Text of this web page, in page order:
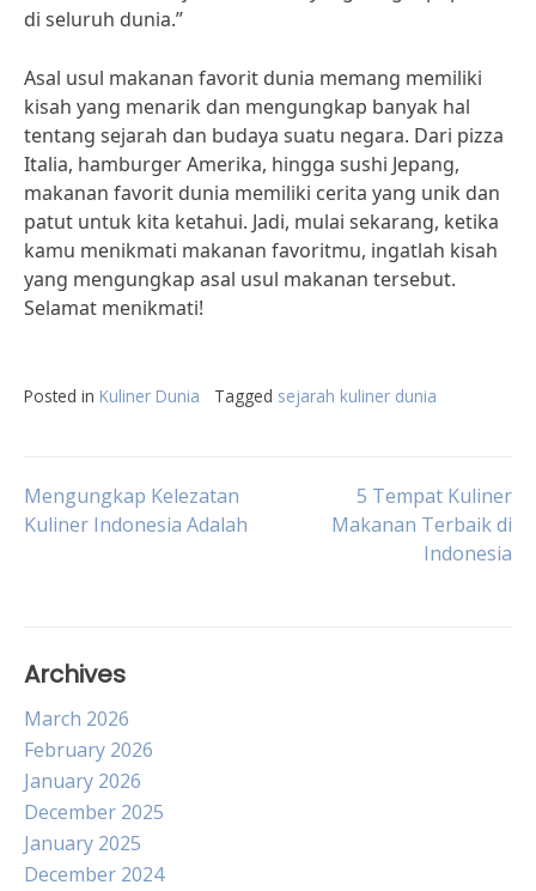
di seluruh dunia.”
Asal usul makanan favorit dunia memang memiliki
kisah yang menarik dan mengungkap banyak hal
tentang sejarah dan budaya suatu negara. Dari pizza
Italia, hamburger Amerika, hingga sushi Jepang,
makanan favorit dunia memiliki cerita yang unik dan
patut untuk kita ketahui. Jadi, mulai sekarang, ketika
kamu menikmati makanan favoritmu, ingatlah kisah
yang mengungkap asal usul makanan tersebut.
Selamat menikmati!
Posted in Kuliner Dunia Tagged sejarah kuliner dunia
Post
Mengungkap Kelezatan
Kuliner Indonesia Adalah
5 Tempat Kuliner
Makanan Terbaik di
Indonesia
Archives
March 2026
February 2026
January 2026
December 2025
January 2025
December 2024